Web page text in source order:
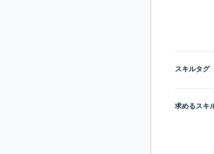
スキルタグ
求めるスキ